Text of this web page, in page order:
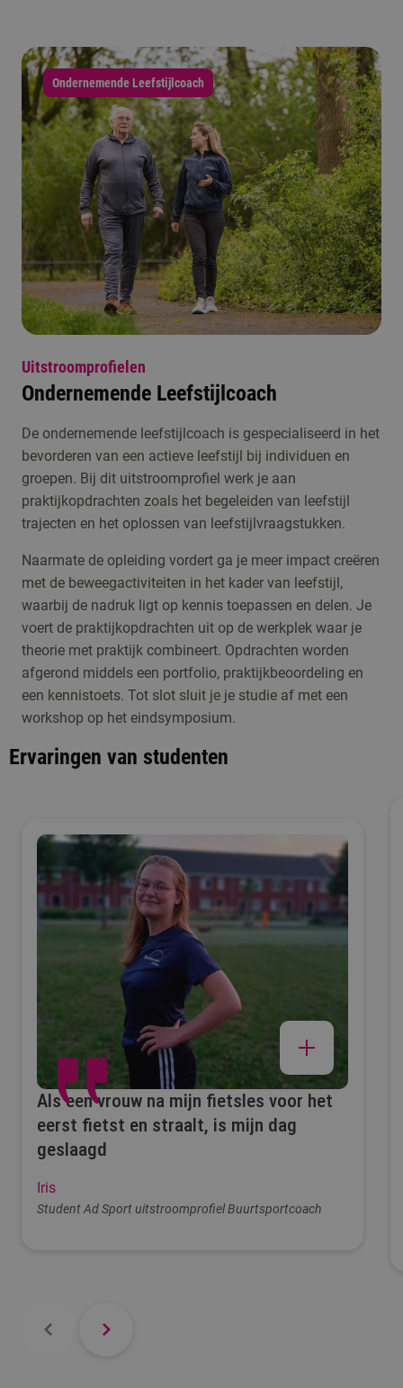
Ondernemende Leefstijlcoach
Uitstroomprofielen
Ondernemende Leefstijlcoach
De ondernemende leefstijlcoach is gespecialiseerd in het
bevorderen van een actieve leefstijl bij individuen en
groepen. Bij dit uitstroomprofiel werk je aan
praktijkopdrachten zoals het begeleiden van leefstijl
trajecten en het oplossen van leefstijlvraagstukken.
Naarmate de opleiding vordert ga je meer impact creëren
met de beweegactiviteiten in het kader van leefstijl,
waarbij de nadruk ligt op kennis toepassen en delen. Je
voert de praktijkopdrachten uit op de werkplek waar je
theorie met praktijk combineert. Opdrachten worden
afgerond middels een portfolio, praktijkbeoordeling en
een kennistoets. Tot slot sluit je je studie af met een
workshop op het eindsymposium.
Ervaringen van studenten
Als een vrouw na mijn fietsles voor het
eerst fietst en straalt, is mijn dag
geslaagd
Iris
Student Ad Sport uitstroomprofiel Buurtsportcoach